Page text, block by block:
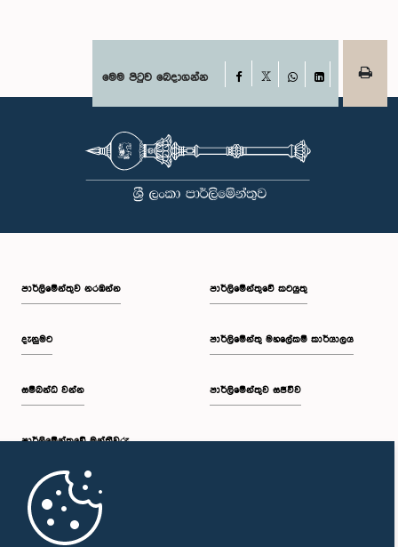
මෙම පිටුව බෙදාගන්න Facebook
පාර්ලි‌මේන්තුව නරඹන්න
දැනුමට
සම්බන්ධ වන්න
පාර්ලි‌මේන්තුවේ මන්ත්‍රීවරු
මුල් පිටුව
පාර්ලිමේන්තුවේ කටයුතු
පාර්ලිමේන්තු මහලේකම් කාර්යාලය
පාර්ලිමේන්තුව සජීවීව